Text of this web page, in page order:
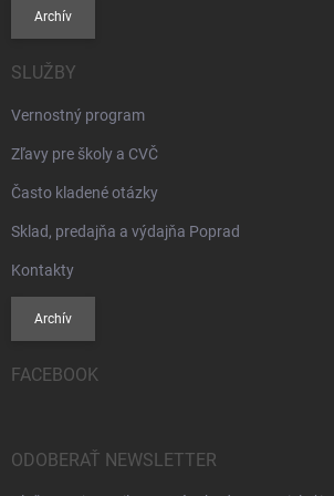
Archív
SLUŽBY
Vernostný program
Zľavy pre školy a CVČ
Často kladené otázky
Sklad, predajňa a výdajňa Poprad
Kontakty
Archív
FACEBOOK
ODOBERAŤ NEWSLETTER